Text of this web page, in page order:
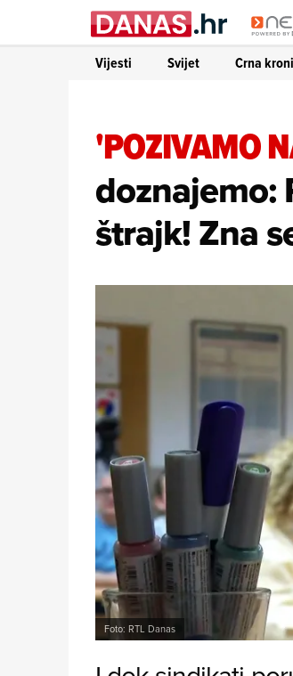
Vijesti Svijet Crna
'POZIVAMO
doznajemo:
štrajk! Zna
Foto: RTL Danas